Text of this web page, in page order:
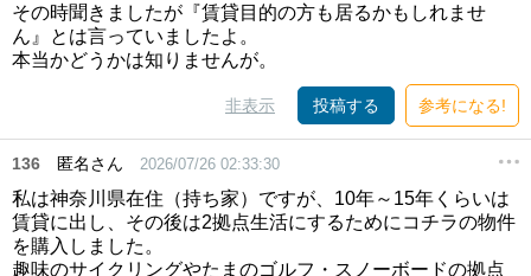
その時聞きましたが『賃貸目的の方も居るかもしれませ
ん』とは言っていましたよ。
本当かどうかは知りませんが。
非表示 投稿する 参考になる!
136 匿名さん 2026/07/26 02:33:30
私は神奈川県在住（持ち家）ですが、10年～15年くらいは
賃貸に出し、その後は2拠点生活にするためにコチラの物件
を購入しました。
趣味のサイクリングやたまのゴルフ・スノーボードの拠点